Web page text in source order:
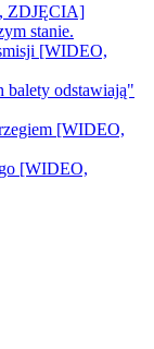
ZDJĘCIA]
stanie.
[WIDEO,
balety odstawiają"
[WIDEO,
[WIDEO,